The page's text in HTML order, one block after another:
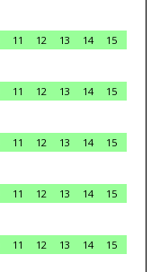
11 12 13 14
15
11 12 13 14
15
11 12 13 14
15
11 12 13 14
15
11 12 13 14
15